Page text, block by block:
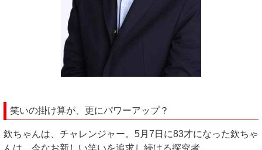
笑いの掛け算が、更にパワーアップ？
欽ちゃんは、チャレンジャー。5月7日に83才になった欽ちゃ
んは、今なお新しい笑いを追求し続ける探究者。